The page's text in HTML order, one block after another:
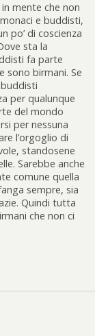
mente che non
e buddisti,
po’ di coscienza
sta la
fa parte
sono birmani. Se
per qualunque
del mondo
per nessuna
l’orgoglio di
standosene
Sarebbe anche
comune quella
sempre, sia
Quindi tutta
che non ci